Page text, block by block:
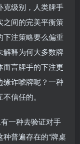
克级别，人类牌手
之间的完美平衡策
下注策略要么偏重
解释为何大多数牌
而言牌手的下注更
缘诈唬牌呢？一种
信任的。
一种去验证对手
普遍存在的“牌桌